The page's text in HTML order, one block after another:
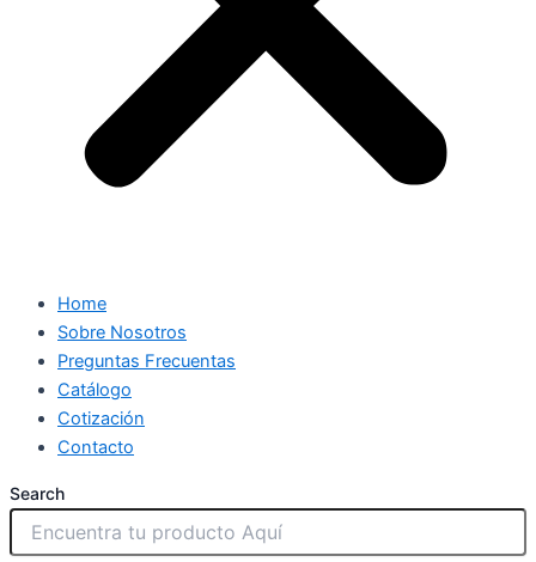
Home
Sobre Nosotros
Preguntas Frecuentas
Catálogo
Cotización
Contacto
Search